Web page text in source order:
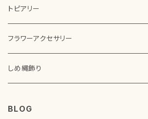
花器を使ったアレンジメント
その他アレンジメント
プリザーブドフラワー
アーティフィシャルフラワー（造花）
ドライフラワー
トピアリー
フラワーアクセサリー
コサージュ
しめ縄飾り
BLOG